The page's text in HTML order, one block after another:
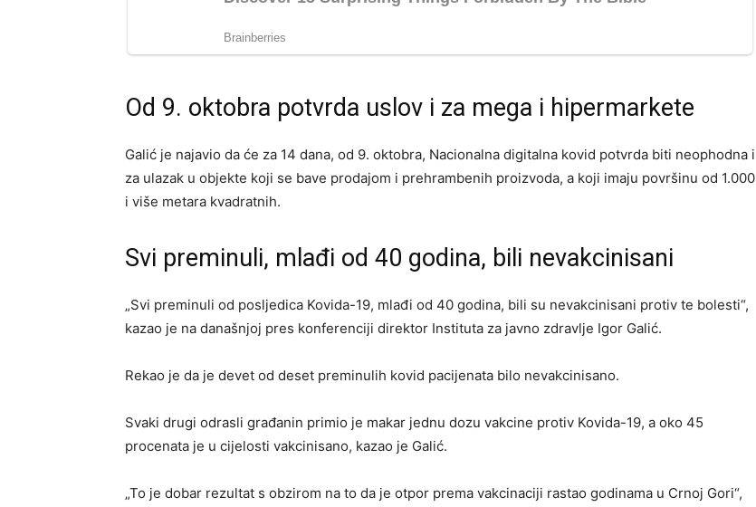
Od 9. oktobra potvrda uslov i za mega i hipermarkete
Galić je najavio da će za 14 dana, od 9. oktobra, Nacionalna digitalna kovid potvrda biti neophodna i
za ulazak u objekte koji se bave prodajom i prehrambenih proizvoda, a koji imaju površinu od 1.000
i više metara kvadratnih.
Svi preminuli, mlađi od 40 godina, bili nevakcinisani
„Svi preminuli od posljedica Kovida-19, mlađi od 40 godina, bili su nevakcinisani protiv te bolesti“,
kazao je na današnjoj pres konferenciji direktor Instituta za javno zdravlje Igor Galić.
Rekao je da je devet od deset preminulih kovid pacijenata bilo nevakcinisano.
Svaki drugi odrasli građanin primio je makar jednu dozu vakcine protiv Kovida-19, a oko 45
procenata je u cijelosti vakcinisano, kazao je Galić.
„To je dobar rezultat s obzirom na to da je otpor prema vakcinaciji rastao godinama u Crnoj Gori“,